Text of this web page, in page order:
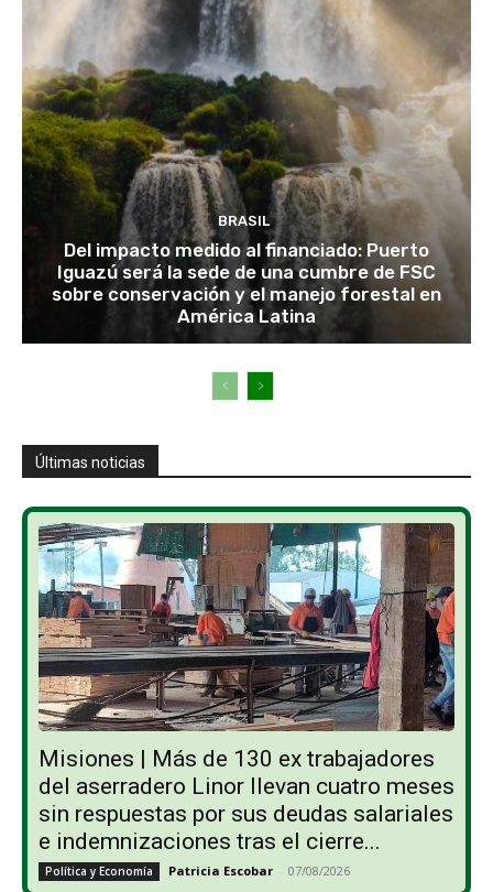
BRASIL
Del impacto medido al financiado: Puerto
Iguazú será la sede de una cumbre de FSC
sobre conservación y el manejo forestal en
América Latina
Últimas noticias
Misiones | Más de 130 ex trabajadores
del aserradero Linor llevan cuatro meses
sin respuestas por sus deudas salariales
e indemnizaciones tras el cierre...
Política y Economía Patricia Escobar - 07/08/2026